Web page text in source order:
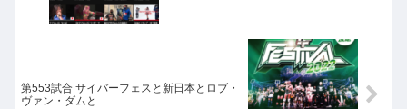
第553試合 サイバーフェスと新日本とロブ・
ヴァン・ダムと